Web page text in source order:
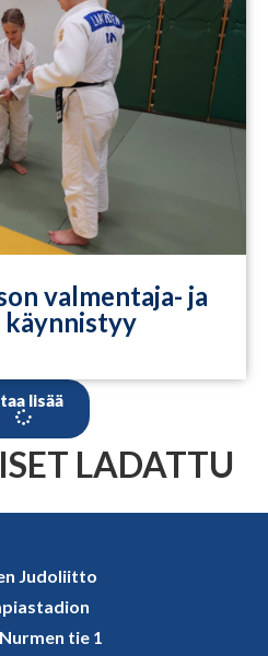
valmentaja- ja
käynnistyy
lisää
LADATTU
Judoliitto
tie 1